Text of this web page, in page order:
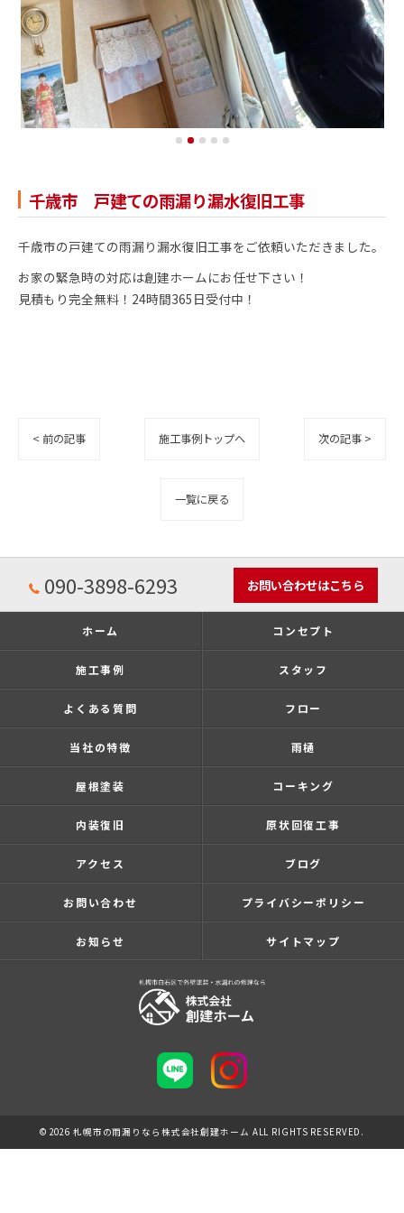
千歳市 戸建ての雨漏り漏水復旧工事
千歳市の戸建ての雨漏り漏水復旧工事をご依頼いただきました。
お家の緊急時の対応は創建ホームにお任せ下さい！
見積もり完全無料！24時間365日受付中！
< 前の記事 施工事例トップへ 次の記事 >
一覧に戻る
090-3898-6293 お問い合わせはこちら
ホーム コンセプト
施工事例 スタッフ
よくある質問 フロー
当社の特徴 雨樋
屋根塗装 コーキング
内装復旧 原状回復工事
アクセス ブログ
お問い合わせ プライバシーポリシー
お知らせ サイトマップ
© 2026 札幌市の雨漏りなら株式会社創建ホーム ALL RIGHTS RESERVED.